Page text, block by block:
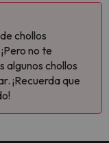
chollos
no te
algunos chollos
¡Recuerda que